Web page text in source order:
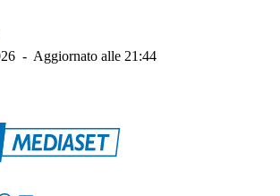
- Aggiornato alle 21:44